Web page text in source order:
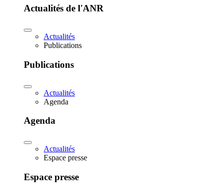
Actualités de l'ANR
Actualités
Publications
Publications
Actualités
Agenda
Agenda
Actualités
Espace presse
Espace presse